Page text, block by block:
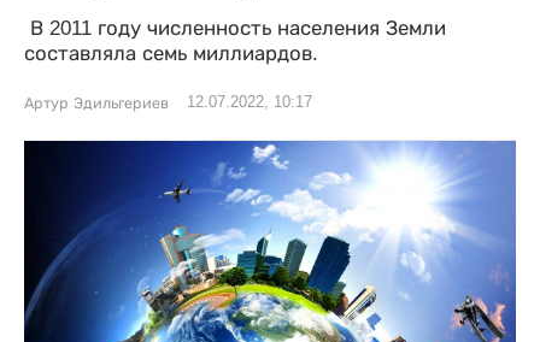
В 2011 году численность населения Земли
составляла семь миллиардов.
Артур Эдильгериев 12.07.2022, 10:17